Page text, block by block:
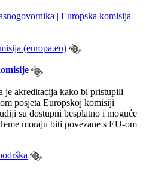
| Europska komisija
(europa.eu)
je akreditacija kako bi pristupili
posjeta Europskoj komisiji
su dostupni besplatno i moguće
moraju biti povezane s EU-om